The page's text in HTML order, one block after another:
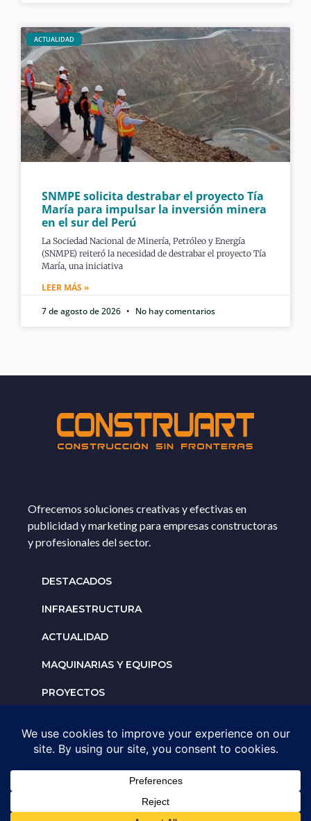
ACTUALIDAD
SNMPE solicita destrabar el proyecto Tía
María para impulsar la inversión minera
en el sur del Perú
La Sociedad Nacional de Minería, Petróleo y Energía
(SNMPE) reiteró la necesidad de destrabar el proyecto Tía
María, una iniciativa
LEER MÁS »
7 de agosto de 2026
No hay comentarios
Ofrecemos soluciones creativas y efectivas en
publicidad y marketing para empresas constructoras
y profesionales del sector.
DESTACADOS
INFRAESTRUCTURA
ACTUALIDAD
MAQUINARIAS Y EQUIPOS
PROYECTOS
Solicita un espacio para
tu negocio
AGENDA UNA ASESORÍA